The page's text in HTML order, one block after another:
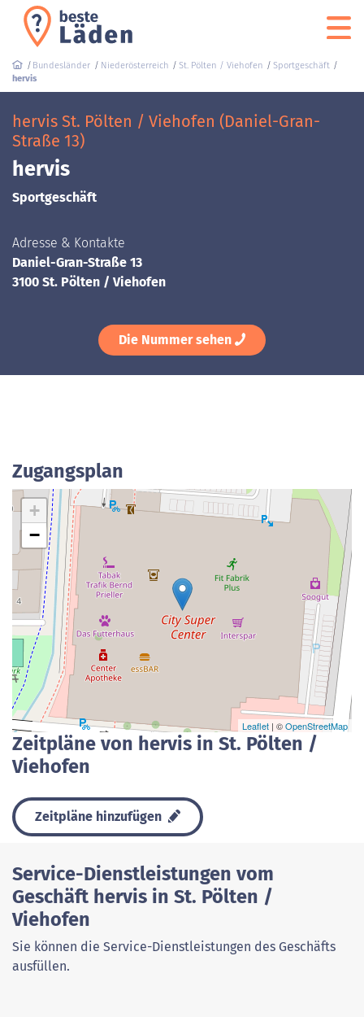
Bundesländer Niederösterreich St. Pölten / Viehofen
Sportgeschäft
hervis
hervis St. Pölten / Viehofen (Daniel-Gran-
Straße 13)
hervis
Sportgeschäft
Adresse & Kontakte
Daniel-Gran-Straße 13
3100 St. Pölten / Viehofen
Die Nummer sehen
Zugangsplan
+
−
Leaflet | ©OpenStreetMap
Zeitpläne von hervis in St. Pölten /
Viehofen
Zeitpläne hinzufügen
Service-Dienstleistungen vom
Geschäft hervis in St. Pölten /
Viehofen
Sie können die Service-Dienstleistungen des Geschäfts
ausfüllen.